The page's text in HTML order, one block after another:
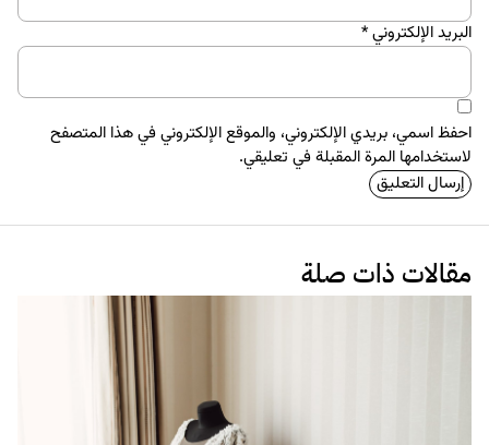
البريد الإلكتروني*
احفظ اسمي، بريدي الإلكتروني، والموقع الإلكتروني في هذا المتصفح
لاستخدامها المرة المقبلة في تعليقي.
مقالات ذات صلة